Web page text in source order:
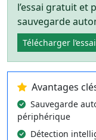
l’essai gratuit et
sauvegarde
Télécharger l’essai
Avantages
Sauvegarde
périphérique
Détection